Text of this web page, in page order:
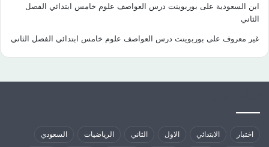
ابن السعودية على بوربوينت درس العواصف علوم خامس ابتدائي الفصل
الثاني
غير معروف على بوربوينت درس العواصف علوم خامس ابتدائي الفصل الثاني
اختبار الابتدائي الاول الثاني الرياضيات السعودي